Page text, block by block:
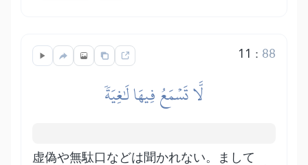
11 : 88
لَّا تَسۡمَعُ فِيهَا لَٰغِيَةٗ
虚偽や無駄口などは聞かれない。まして